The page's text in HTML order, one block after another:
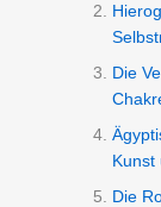
Die
Kunst
Die